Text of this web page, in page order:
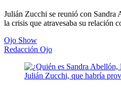
Julián Zucchi se reunió con Sandra
la crisis que atravesaba su relación
Ojo Show
Redacción Ojo